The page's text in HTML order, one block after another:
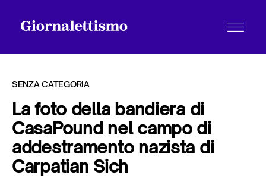
Tutti gli articoli
Chi siamo
SENZA CATEGORIA
La foto della bandiera di
CasaPound nel campo di
addestramento nazista di
Carpatian Sich